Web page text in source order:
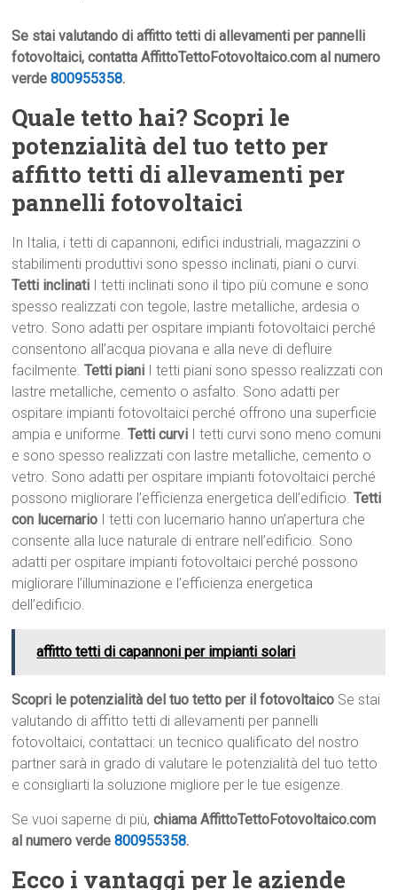
Se stai valutando di affitto tetti di allevamenti per pannelli
fotovoltaici, contatta AffittoTettoFotovoltaico.com al numero
verde800955358.
Quale tetto hai? Scopri le
potenzialità del tuo tetto per
affitto tetti di allevamenti per
pannelli fotovoltaici
In Italia, i tetti di capannoni, edifici industriali, magazzini o
stabilimenti produttivi sono spesso inclinati, piani o curvi.
Tetti inclinati I tetti inclinati sono il tipo più comune e sono
spesso realizzati con tegole, lastre metalliche, ardesia o
vetro. Sono adatti per ospitare impianti fotovoltaici perché
consentono all’acqua piovana e alla neve di defluire
facilmente.Tetti piani I tetti piani sono spesso realizzati con
lastre metalliche, cemento o asfalto. Sono adatti per
ospitare impianti fotovoltaici perché offrono una superficie
ampia e uniforme.Tetti curvi I tetti curvi sono meno comuni
e sono spesso realizzati con lastre metalliche, cemento o
vetro. Sono adatti per ospitare impianti fotovoltaici perché
possono migliorare l’efficienza energetica dell’edificio.Tetti
con lucernario I tetti con lucernario hanno un’apertura che
consente alla luce naturale di entrare nell’edificio. Sono
adatti per ospitare impianti fotovoltaici perché possono
migliorare l’illuminazione e l’efficienza energetica
dell’edificio.
affitto tetti di capannoni per impianti solari
Scopri le potenzialità del tuo tetto per il fotovoltaico Se stai
valutando di affitto tetti di allevamenti per pannelli
fotovoltaici, contattaci: un tecnico qualificato del nostro
partner sarà in grado di valutare le potenzialità del tuo tetto
e consigliarti la soluzione migliore per le tue esigenze.
Se vuoi saperne di più,chiama AffittoTettoFotovoltaico.com
al numero verde800955358.
Ecco i vantaggi per le aziende